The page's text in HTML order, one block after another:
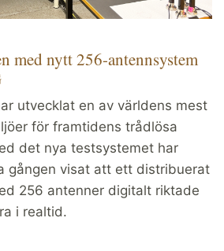
med nytt 256-antennsystem
utvecklat en av världens mest
för framtidens trådlösa
det nya testsystemet har
gången visat att ett distribuerat
256 antenner digitalt riktade
i realtid.